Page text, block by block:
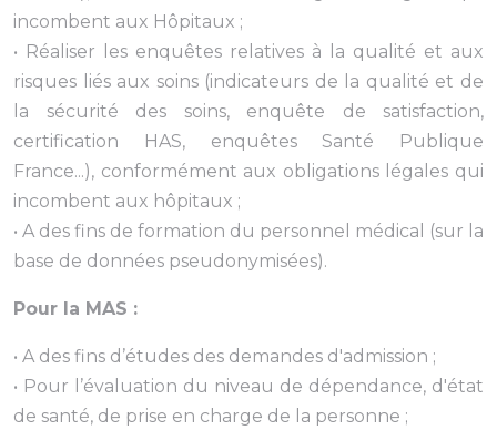
incombent aux Hôpitaux ;
• Réaliser les enquêtes relatives à la qualité et aux
risques liés aux soins (indicateurs de la qualité et de
la sécurité des soins, enquête de satisfaction,
certification HAS, enquêtes Santé Publique
France...), conformément aux obligations légales qui
incombent aux hôpitaux ;
• A des fins de formation du personnel médical (sur la
base de données pseudonymisées).
Pour la MAS :
• A des fins d’études des demandes d'admission ;
• Pour l’évaluation du niveau de dépendance, d'état
de santé, de prise en charge de la personne ;